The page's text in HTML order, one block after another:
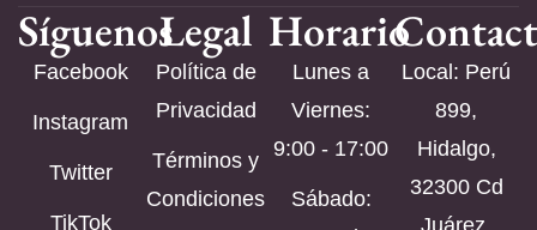
Síguenos
Facebook
Instagram
Twitter
TikTok
Legal
Política de
Privacidad
Términos y
Condiciones
Horario
Lunes a
Viernes:
9:00 - 17:00
Sábado:
Local: Perú
899,
Hidalgo,
32300 Cd
Juárez,